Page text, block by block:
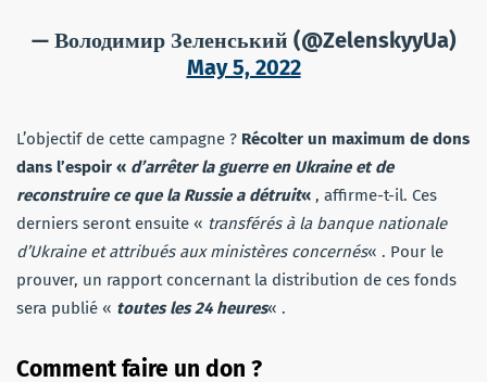
— Володимир Зеленський (@ZelenskyyUa)
May 5, 2022
L’objectif de cette campagne ? Récolter un maximum de dons
dans l’espoir « d’arrêter la guerre en Ukraine et de
reconstruire ce que la Russie a détruit« , affirme-t-il. Ces
derniers seront ensuite « transférés à la banque nationale
d’Ukraine et attribués aux ministères concernés« . Pour le
prouver, un rapport concernant la distribution de ces fonds
sera publié « toutes les 24 heures« .
Comment faire un don ?